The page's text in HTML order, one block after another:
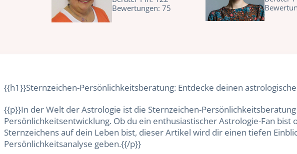
Bewertungen: 75
{{h1}}Sternzeichen-Persönlichkeitsberatung: Entdecke deinen
{{p}}In der Welt der Astrologie ist die Sternzeichen-
Persönlichkeitsentwicklung. Ob du ein enthusiastischer Astrologie-Fan
Sternzeichens auf dein Leben bist, dieser Artikel wird dir einen tiefen
Persönlichkeitsanalyse geben.{{/p}}